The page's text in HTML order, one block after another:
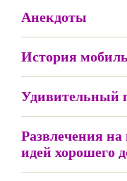
Анекдоты
История
Удивительный
Развлечения
идей хорошего